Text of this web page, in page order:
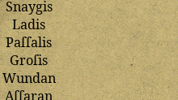
Snaygis
Ladis
Paſſalis
Groſis
Wundan
Aſſaran